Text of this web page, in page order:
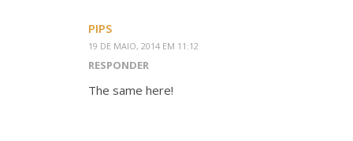
PIPS
19 DE MAIO, 2014 EM 11:12
RESPONDER
The same here!